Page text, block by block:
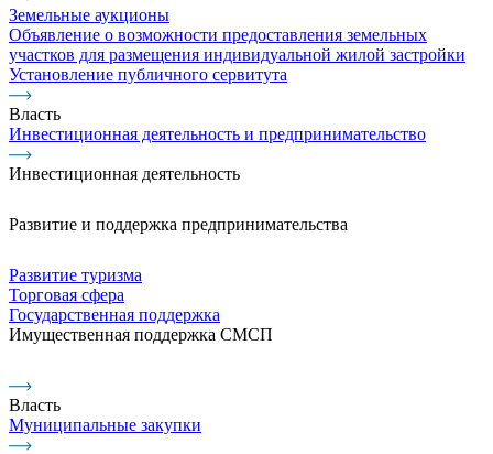
Земельные аукционы
Объявление о возможности предоставления земельных
участков для размещения индивидуальной жилой застройки
Установление публичного сервитута
Власть
Инвестиционная деятельность и предпринимательство
Инвестиционная деятельность
Развитие и поддержка предпринимательства
Развитие туризма
Торговая сфера
Государственная поддержка
Имущественная поддержка СМСП
Власть
Муниципальные закупки